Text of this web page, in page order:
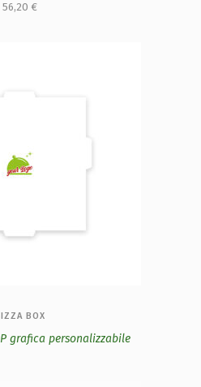
56,20 €
BOX
grafica personalizzabile